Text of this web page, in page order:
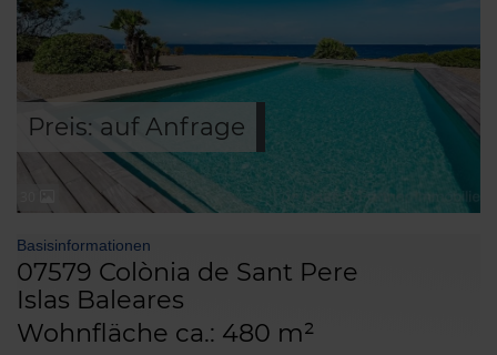
Basisinformationen
07579 Colònia de Sant Pere
Islas Baleares
Preis: auf Anfrage
Wohnfläche ca.: 480 m²